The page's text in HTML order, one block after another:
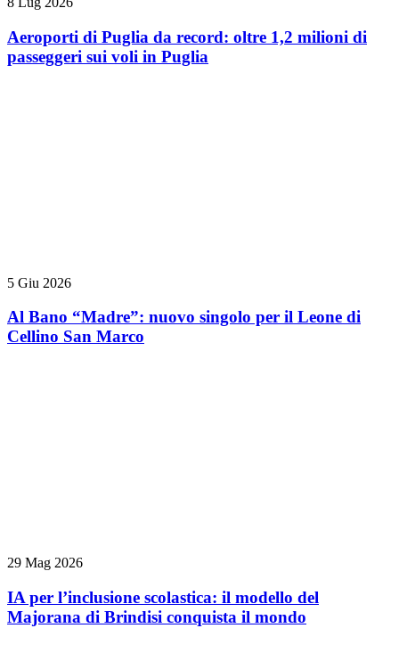
Aeroporti di Puglia da record: oltre 1,2 milioni di
passeggeri sui voli in Puglia
5 Giu 2026
Al Bano “Madre”: nuovo singolo per il Leone di
Cellino San Marco
29 Mag 2026
IA per l’inclusione scolastica: il modello del
Majorana di Brindisi conquista il mondo